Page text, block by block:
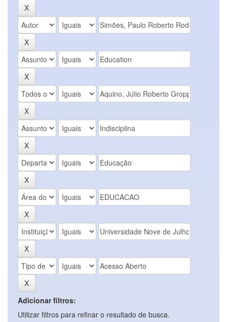
Adicionar filtros:
Utilizar filtros para refinar o resultado de busca.